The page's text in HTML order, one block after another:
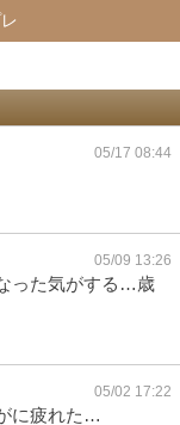
05/17 08:44
05/09 13:26
った気がする…歳
05/02 17:22
に疲れた…